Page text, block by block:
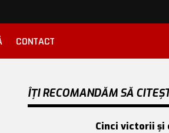
CONTACT
ÎȚI RECOMANDĂM SĂ
Cinci victorii și